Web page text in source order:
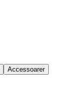
Accessoarer